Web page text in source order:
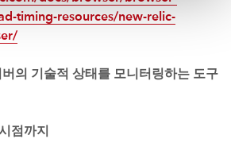
timing-resources/new-relic-
의 기술적 상태를 모니터링하는 도구
점까지